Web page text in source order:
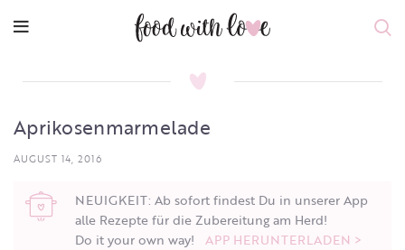
Aprikosenmarmelade
AUGUST 14, 2016
NEUIGKEIT: Ab sofort findest Du in unserer App
alle Rezepte für die Zubereitung am Herd!
Do it your own way! APP HERUNTERLADEN >